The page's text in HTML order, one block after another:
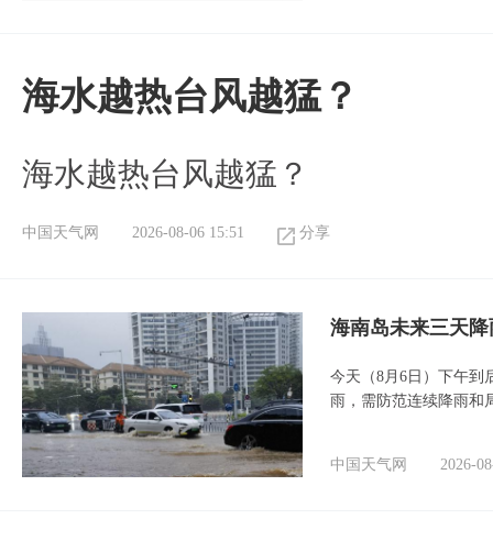
海水越热台风越猛？
海水越热台风越猛？
中国天气网 2026-08-06 15:51 分享
海南岛未来三天
今天（8月6日）下午到
雨，需防范连续降雨和
中国天气网 2026-